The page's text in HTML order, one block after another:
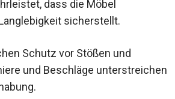
dass die Möbel
sicherstellt.
Schutz vor Stößen und
und Beschläge unterstreichen